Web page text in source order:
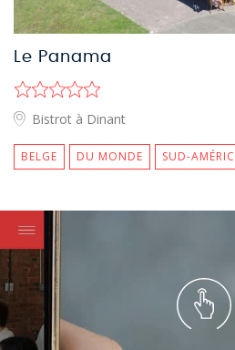
Le Panama
Bistrot à Dinant
BELGE DU MONDE SUD-